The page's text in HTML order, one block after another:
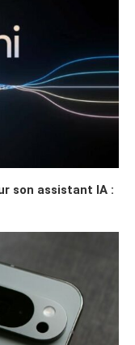
son assistant IA :